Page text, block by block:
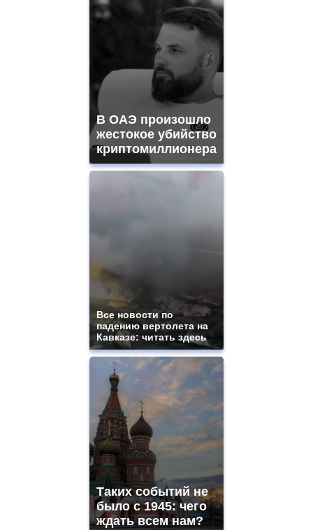
В ОАЭ произошло
жестокое убийство
криптомиллионера
Все новости по
падению вертолета на
Кавказе: читать здесь
Таких событий не
было с 1945: чего
ждать всем нам?